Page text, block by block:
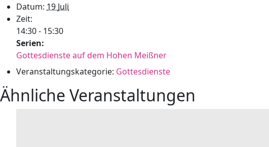
Datum: 19 Juli
Zeit:
14:30 - 15:30
Serien:
Gottesdienste auf dem Hohen Meißner
Veranstaltungskategorie: Gottesdienste
Ähnliche Veranstaltungen